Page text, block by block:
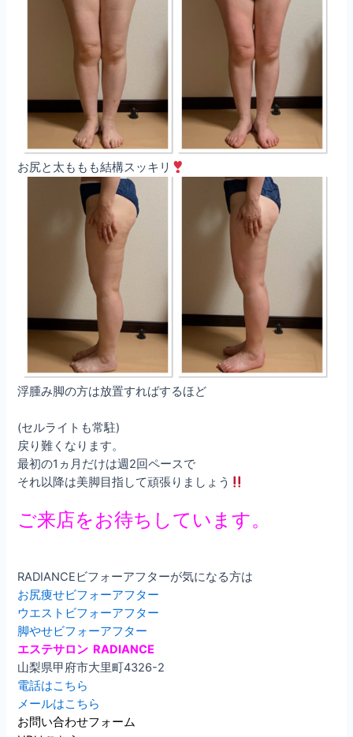
お尻と太ももも結構スッキリ
浮腫み脚の方は放置すればするほど
(セルライトも常駐)
戻り難くなります。
最初の1ヵ月だけは週2回ペースで
それ以降は美脚目指して頑張りましょう
ご来店をお待ちしています。
RADIANCEビフォーアフターが気になる方は
お尻痩せビフォーアフター
ウエストビフォーアフター
脚やせビフォーアフター
エステサロン RADIANCE
山梨県甲府市大里町4326-2
電話はこちら
メールはこちら
お問い合わせフォーム